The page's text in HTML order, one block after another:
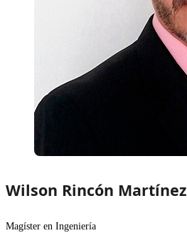
Wilson Rincón Martínez
Magíster en Ingeniería